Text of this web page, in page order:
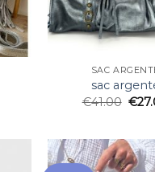
SAC
sac
€41.00 €